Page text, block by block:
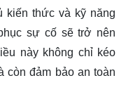
kiến thức và kỹ năng
sự cố sẽ trở nên
này không chỉ kéo
còn đảm bảo an toàn